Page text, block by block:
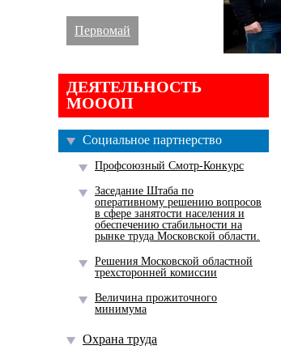
Первомай
ДЕЯТЕЛЬНОСТЬ
МОООП
Социальное партнерство
Профсоюзный Смотр-Конкурс
Заседание Штаба по
оперативному решению вопросов
в сфере занятости населения и
обеспечению стабильности на
рынке труда Московской области.
Решения Московской областной
трехсторонней комиссии
Величина прожиточного
минимума
Охрана труда